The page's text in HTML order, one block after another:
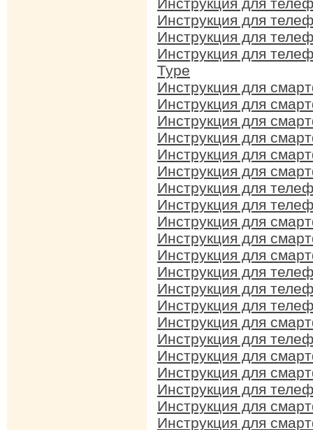
Инструкция для
Инструкция для
Инструкция для
Инструкция для
Type
Инструкция для
Инструкция для
Инструкция для
Инструкция для
Инструкция для
Инструкция для
Инструкция для
Инструкция для
Инструкция для
Инструкция для
Инструкция для
Инструкция для
Инструкция для
Инструкция для
Инструкция для
Инструкция для
Инструкция для
Инструкция для
Инструкция для
Инструкция для
Инструкция для